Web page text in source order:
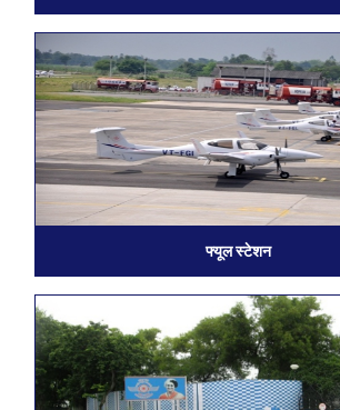
फ्यूल स्टेशन